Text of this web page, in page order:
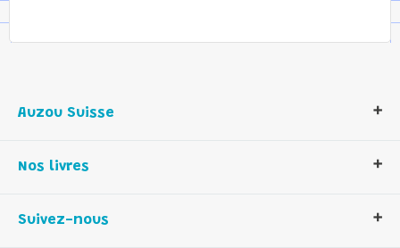
Auzou Suisse
Notre histoire
Contactez-nous
Nos livres
Livres enfants
Suivez-nous